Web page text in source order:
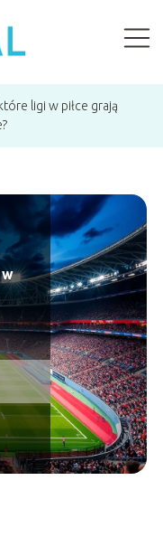
ligi w piłce grają